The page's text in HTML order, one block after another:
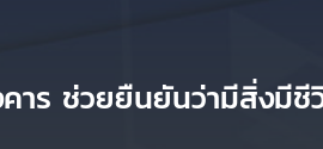
าร ช่วยยืนยันว่ามีสิ่งมีชี